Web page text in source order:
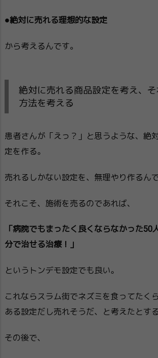
●絶対に売れる理想的な設定
から考えるんです。
絶対に売れる商品設定を考え、
方法を考える
患者さんが「えっ？」と思うような、絶
定を作る。
売れるしかない設定を、無理やり作るんで
それこそ、施術を売るのであれば、
「病院でもまったく良くならなかった50
分で治せる治療！」
というトンデモ設定でも良い。
これならスラム街でネズミを食ってたく
ある設定だし売れそうだ、と考えたとする
その後で、